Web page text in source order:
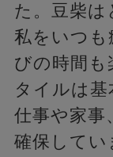
た。豆柴は
私をいつも
びの時間も
タイルは基
仕事や家事
確保してい